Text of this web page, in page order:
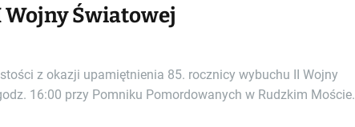
Wojny Światowej
z okazji upamiętnienia 85. rocznicy wybuchu II Wojny
16:00 przy Pomniku Pomordowanych w Rudzkim Moście.